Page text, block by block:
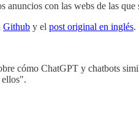
anuncios con las webs de las que
Github y el post original en inglés.
cómo ChatGPT y chatbots
ellos".